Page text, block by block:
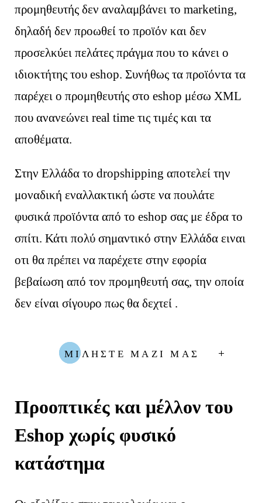
προμηθευτής δεν αναλαμβάνει το marketing,
δηλαδή δεν προωθεί το προϊόν και δεν
προσελκύει πελάτες πράγμα που το κάνει ο
ιδιοκτήτης του eshop. Συνήθως τα προϊόντα τα
παρέχει ο προμηθευτής στο eshop μέσω XML
που ανανεώνει real time τις τιμές και τα
αποθέματα.
Στην Ελλάδα το dropshipping αποτελεί την
μοναδική εναλλακτική ώστε να πουλάτε
φυσικά προϊόντα από το eshop σας με έδρα το
σπίτι. Κάτι πολύ σημαντικό στην Ελλάδα ειναι
οτι θα πρέπει να παρέχετε στην εφορία
βεβαίωση από τον προμηθευτή σας, την οποία
δεν είναι σίγουρο πως θα δεχτεί .
ΜΙΛΗΣΤΕ ΜΑΖΙ ΜΑΣ
Προοπτικές και μέλλον του
Eshop χωρίς φυσικό
κατάστημα